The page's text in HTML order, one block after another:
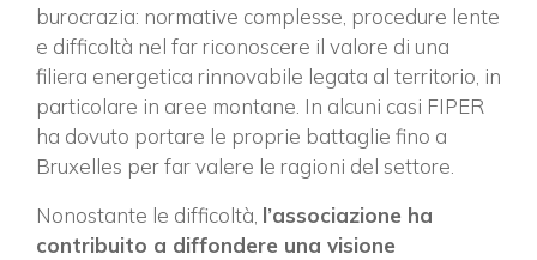
burocrazia: normative complesse, procedure lente
e difficoltà nel far riconoscere il valore di una
filiera energetica rinnovabile legata al territorio, in
particolare in aree montane. In alcuni casi FIPER
ha dovuto portare le proprie battaglie fino a
Bruxelles per far valere le ragioni del settore.
Nonostante le difficoltà, l’associazione ha
contribuito a diffondere una visione